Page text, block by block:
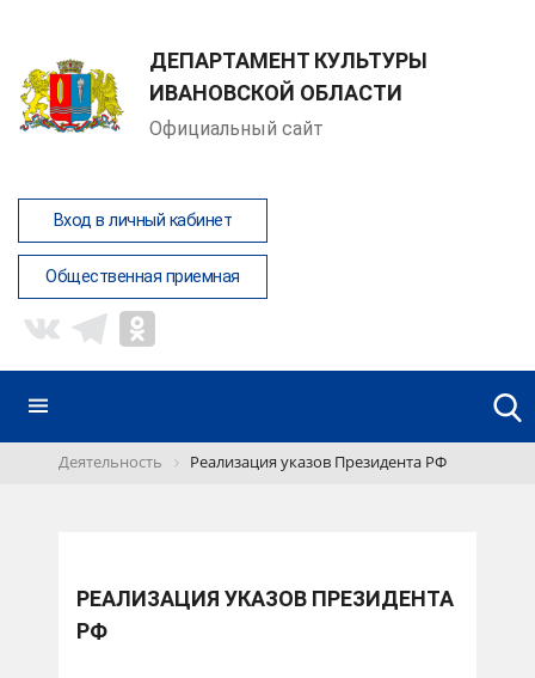
ДЕПАРТАМЕНТ КУЛЬТУРЫ
ИВАНОВСКОЙ ОБЛАСТИ
Официальный сайт
Вход в личный кабинет
Общественная приемная
Деятельность Реализация указов Президента РФ
РЕАЛИЗАЦИЯ УКАЗОВ ПРЕЗИДЕНТА
РФ